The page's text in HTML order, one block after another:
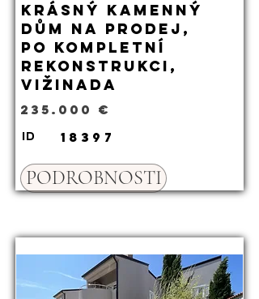
Krásný kamenný
dům na prodej,
po kompletní
rekonstrukci,
Vižinada
235.000 €
ID 18397
PODROBNOSTI